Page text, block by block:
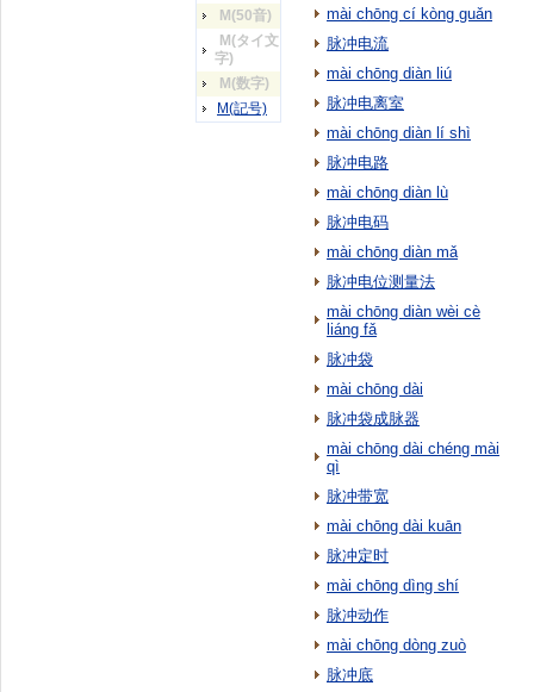
M(50音)
M(タイ文
字)
M(数字)
M(記号)
mài chōng cí kòng guǎn
脉冲电流
mài chōng diàn liú
脉冲电离室
mài chōng diàn lí shì
脉冲电路
mài chōng diàn lù
脉冲电码
mài chōng diàn mǎ
脉冲电位测量法
mài chōng diàn wèi cè
liáng fǎ
脉冲袋
mài chōng dài
脉冲袋成脉器
mài chōng dài chéng mài
qì
脉冲带宽
mài chōng dài kuān
脉冲定时
mài chōng dìng shí
脉冲动作
mài chōng dòng zuò
脉冲底